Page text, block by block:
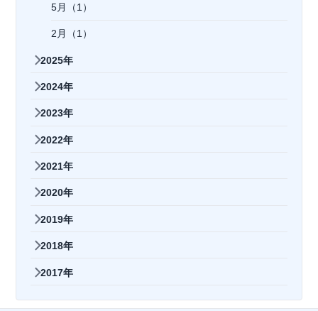
5月（1）
2月（1）
2025年
2024年
2023年
2022年
2021年
2020年
2019年
2018年
2017年